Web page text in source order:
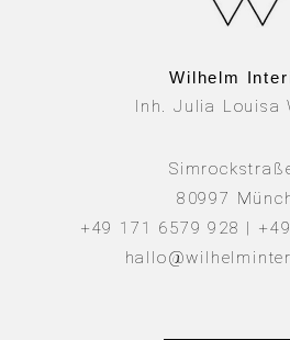
Wilhelm
Inh. Julia Louisa
80997
+49 171 6579 928 |